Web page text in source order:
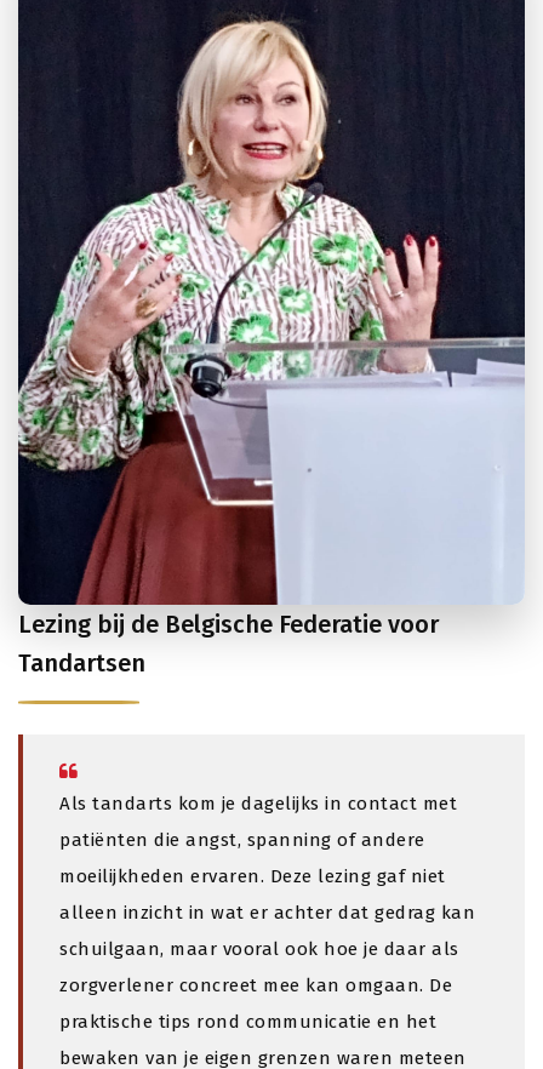
Lezing bij de Belgische Federatie voor
Tandartsen
Als tandarts kom je dagelijks in contact met
patiënten die angst, spanning of andere
moeilijkheden ervaren. Deze lezing gaf niet
alleen inzicht in wat er achter dat gedrag kan
schuilgaan, maar vooral ook hoe je daar als
zorgverlener concreet mee kan omgaan. De
praktische tips rond communicatie en het
bewaken van je eigen grenzen waren meteen